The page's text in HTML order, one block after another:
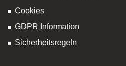
Cookies
GDPR Information
Sicherheitsregeln